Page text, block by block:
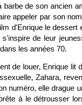
de son ancien
appeler par son
d'Enrique le
de leur
les années 70.
de louer, Enrique lit
Zahara,
numéro, elle drague
à le détrousser